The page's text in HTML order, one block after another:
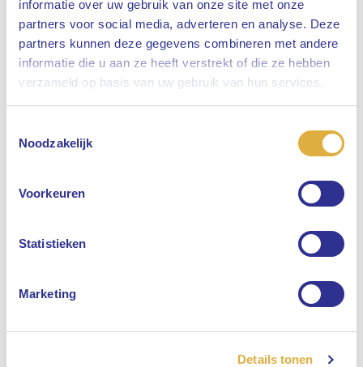
informatie over uw gebruik van onze site met onze
partners voor social media, adverteren en analyse. Deze
partners kunnen deze gegevens combineren met andere
informatie die u aan ze heeft verstrekt of die ze hebben
verzameld op basis van uw gebruik van hun services.
Noodzakelijk
Voorkeuren
Statistieken
Marketing
Details tonen
Sluiten